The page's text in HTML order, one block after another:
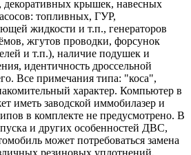
декоративных крышек, навесных
топливных, ГУР,
жидкости и т.п., генераторов
жгутов проводки, форсунок
и т.п.), наличие подушек и
идентичность дроссельной
Все примечания типа: "коса",
характер. Компьютер в
иметь заводской иммобилазер и
в комплекте не предусмотрено. В
и других особенностей ДВС,
может потребоваться замена